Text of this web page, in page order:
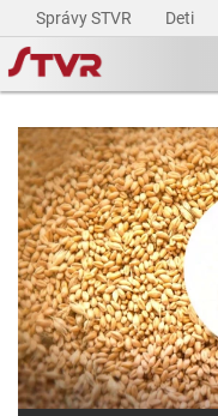
Správy STVR Deti